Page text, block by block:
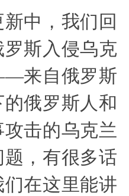
中，我们回
斯入侵乌克
来自俄罗斯
俄罗斯人和
击的乌克兰
题，有很多话
在这里能讲